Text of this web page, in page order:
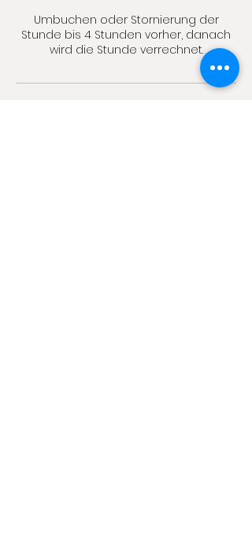
Umbuchen oder Stornierung der
Stunde bis 4 Stunden vorher, danach
wird die Stunde verrechnet.